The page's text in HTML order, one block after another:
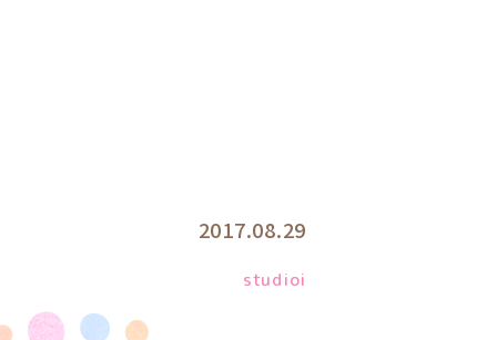
2017.08.29
studioi